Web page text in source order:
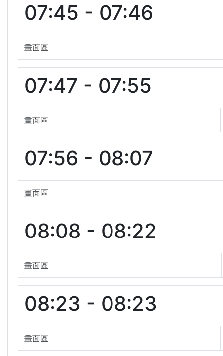
07:45 - 07:46
畫面區
07:47 - 07:55
畫面區
07:56 - 08:07
畫面區
08:08 - 08:22
畫面區
08:23 - 08:23
畫面區